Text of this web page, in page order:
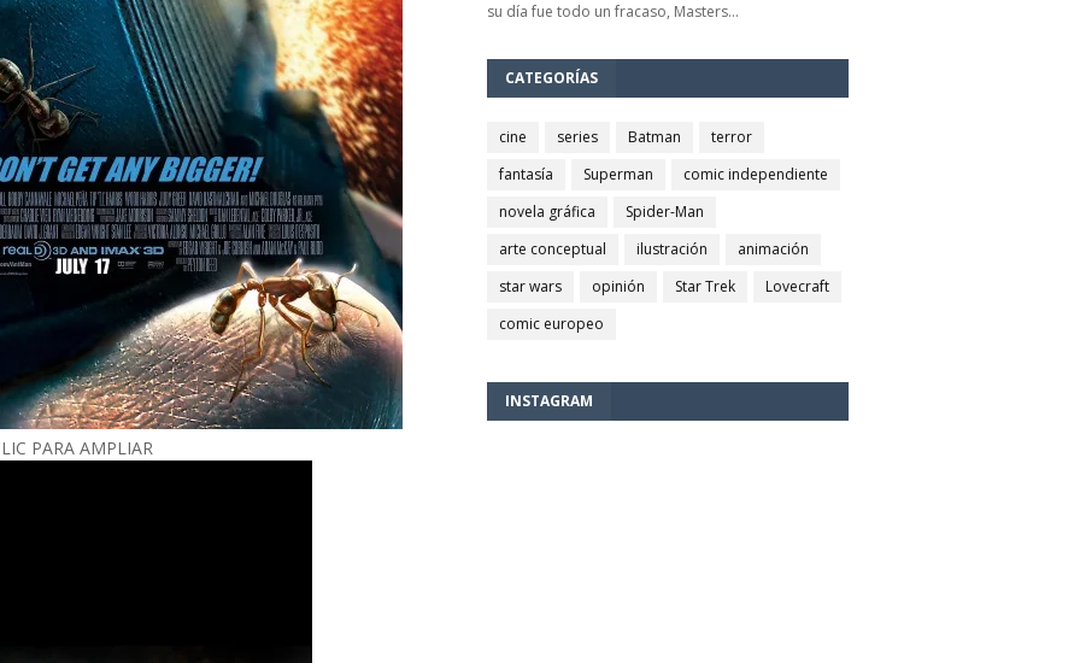
PARA AMPLIAR
su día fue todo un fracaso, Masters…
CATEGORÍAS
cine series Batman
terror
fantasía
Superman
comic independiente
novela gráfica
Spider-Man
arte conceptual
ilustración
animación
star wars
opinión Star Trek
Lovecraft
comic europeo
INSTAGRAM